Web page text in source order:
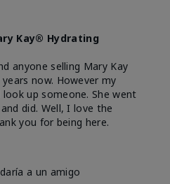
Kay® Hydrating
anyone selling Mary Kay
now. However my
up someone. She went
did. Well, I love the
you for being here.
a un amigo